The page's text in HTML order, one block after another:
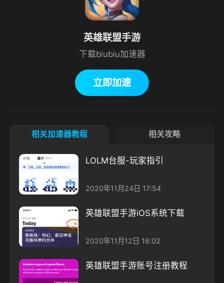
英雄联盟手游
下载biubiu加速器
立即加速
相关加速器教程 相关攻略
LOLM台服-玩家指引
2020年11月24日 17:54
英雄联盟手游iOS系统下载
2020年11月12日 16:02
英雄联盟手游账号注册教程